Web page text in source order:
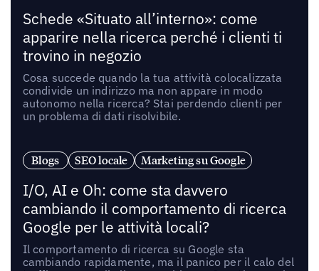
Schede «Situato all’interno»: come
apparire nella ricerca perché i clienti ti
trovino in negozio
Cosa succede quando la tua attività colocalizzata
condivide un indirizzo ma non appare in modo
autonomo nella ricerca? Stai perdendo clienti per
un problema di dati risolvibile.
Blogs SEO locale Marketing su Google
I/O, AI e Oh: come sta davvero
cambiando il comportamento di ricerca
Google per le attività locali?
Il comportamento di ricerca su Google sta
cambiando rapidamente, ma il panico per il calo del